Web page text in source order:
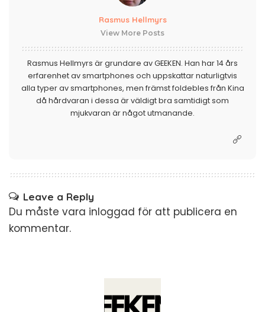
Rasmus Hellmyrs
View More Posts
Rasmus Hellmyrs är grundare av GEEKEN. Han har 14 års
erfarenhet av smartphones och uppskattar naturligtvis
alla typer av smartphones, men främst foldebles från Kina
då hårdvaran i dessa är väldigt bra samtidigt som
mjukvaran är något utmanande.
Leave a Reply
Du måste vara inloggad för att publicera en
kommentar.